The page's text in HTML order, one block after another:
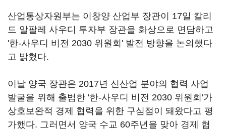
산업통상자원부는 이창양 산업부 장관이 17일 칼리
드 알팔레 사우디 투자부 장관을 화상으로 면담하고
'한-사우디 비전 2030 위원회' 발전 방향을 논의했다
고 밝혔다.
이날 양국 장관은 2017년 신산업 분야의 협력 사업
발굴을 위해 출범한 '한-사우디 비전 2030 위원회'가
상호보완적 경제 협력을 위한 구심점이 돼왔다고 평
가했다. 그러면서 양국 수교 60주년을 맞아 경제 협